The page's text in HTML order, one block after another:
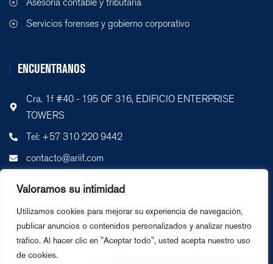
Valoramos su intimidad
Utilizamos cookies para mejorar su experiencia de navegación,
publicar anuncios o contenidos personalizados y analizar nuestro
tráfico. Al hacer clic en "Aceptar todo", usted acepta nuestro uso
de cookies.
Asesoría contable y tributaria
Servicios forenses y gobierno corporativo
ENCUENTRANOS
Cra. 1f #40 - 195 OF 316, EDIFICIO ENTERPRISE
TOWERS
Tel: +57 310 220 9442
contacto@ariif.com